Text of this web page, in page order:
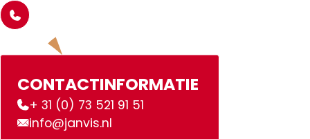
CONTACTINFORMATIE
+ 31 (0) 73 521 91 51
info@janvis.nl